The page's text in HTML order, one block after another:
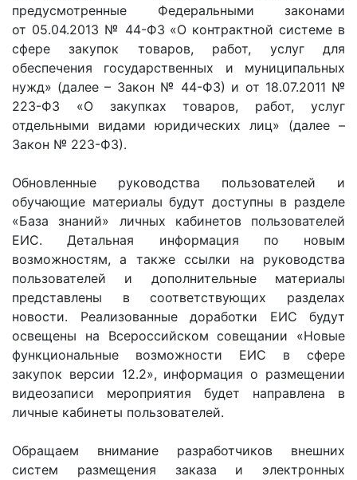
предусмотренные Федеральными законами
от 05.04.2013 № 44-ФЗ «О контрактной системе в
сфере закупок товаров, работ, услуг для
обеспечения государственных и муниципальных
нужд» (далее – Закон № 44-ФЗ) и от 18.07.2011 №
223-ФЗ «О закупках товаров, работ, услуг
отдельными видами юридических лиц» (далее –
Закон № 223-ФЗ).
Обновленные руководства пользователей и
обучающие материалы будут доступны в разделе
«База знаний» личных кабинетов пользователей
ЕИС. Детальная информация по новым
возможностям, а также ссылки на руководства
пользователей и дополнительные материалы
представлены в соответствующих разделах
новости. Реализованные доработки ЕИС будут
освещены на Всероссийском совещании «Новые
функциональные возможности ЕИС в сфере
закупок версии 12.2», информация о размещении
видеозаписи мероприятия будет направлена в
личные кабинеты пользователей.
Обращаем внимание разработчиков внешних
систем размещения заказа и электронных